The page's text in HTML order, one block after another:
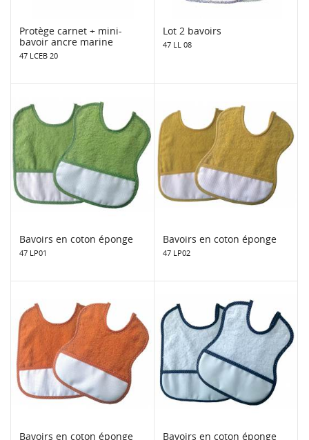
Protège carnet + mini-
bavoir ancre marine
47 LCEB 20
Lot 2 bavoirs
47 LL 08
Bavoirs en coton éponge
47 LP01
Bavoirs en coton éponge
47 LP02
Bavoirs en coton éponge Bavoirs en coton éponge